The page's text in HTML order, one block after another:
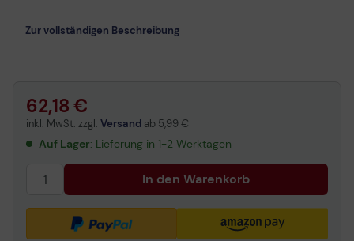
Zur vollständigen Beschreibung
62,18 €
inkl. MwSt. zzgl. Versand ab 5,99 €
Auf Lager: Lieferung in 1-2 Werktagen
In den Warenkorb